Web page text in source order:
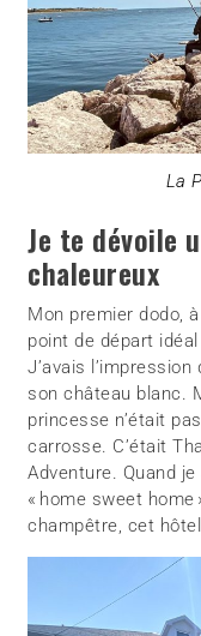
La
Je te dévoile
chaleureux
Mon premier dodo, à
point de départ
J’avais
son château blanc.
princesse n’était
carrosse. C’était
Adventure. Quand
« home sweet home
champêtre, cet